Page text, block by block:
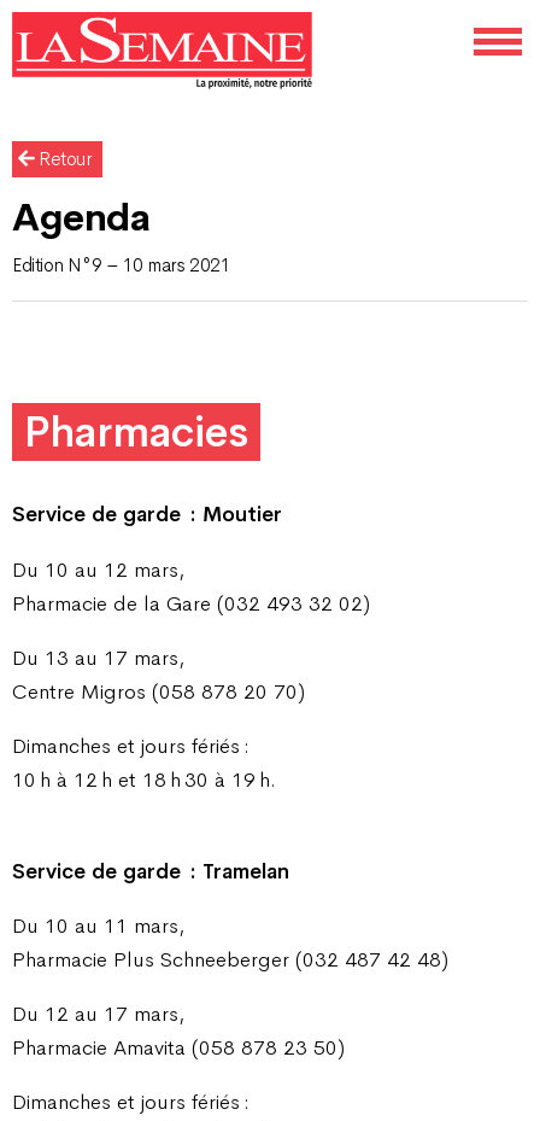
Retour
Agenda
Edition N°9 – 10 mars 2021
Pharmacies
Service de garde : Moutier
Du 10 au 12 mars,
Pharmacie de la Gare (032 493 32 02)
Du 13 au 17 mars,
Centre Migros (058 878 20 70)
Dimanches et jours fériés :
10 h à 12 h et 18 h 30 à 19 h.
Service de garde : Tramelan
Du 10 au 11 mars,
Pharmacie Plus Schneeberger (032 487 42 48)
Du 12 au 17 mars,
Pharmacie Amavita (058 878 23 50)
Dimanches et jours fériés :